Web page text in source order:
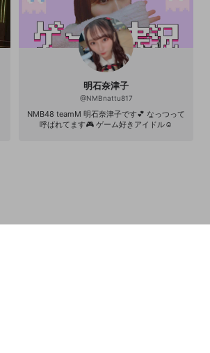
明石奈津子
@NMBnattu817
NMB48 teamM 明石奈津子です💕 なっつって
呼ばれてます🎮 ゲーム好きアイドル☺️